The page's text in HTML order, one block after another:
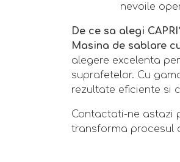
nevoile
De ce sa alegi
Masina de sablare
alegere excelenta
suprafetelor. Cu
rezultate eficiente si
Contactati-ne astazi
transforma procesul